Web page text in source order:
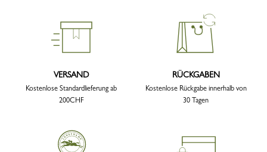
VERSAND
Kostenlose Standardlieferung ab
200CHF
RÜCKGABEN
Kostenlose Rückgabe innerhalb von
30 Tagen